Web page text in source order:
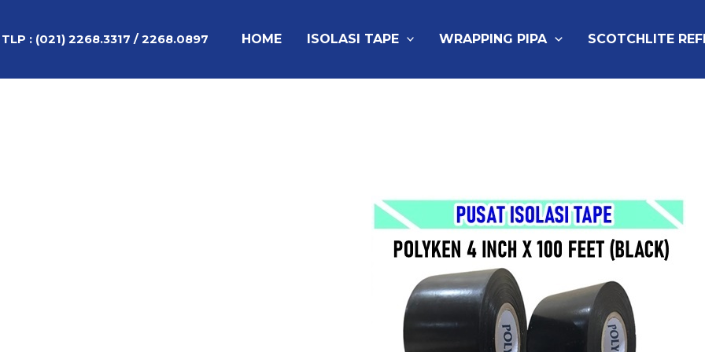
konten
TLP : (021) 2268.3317 / 2268.0897 HOME ISOLASI TAPE WRAPPING PIPA SCOTCHLITE